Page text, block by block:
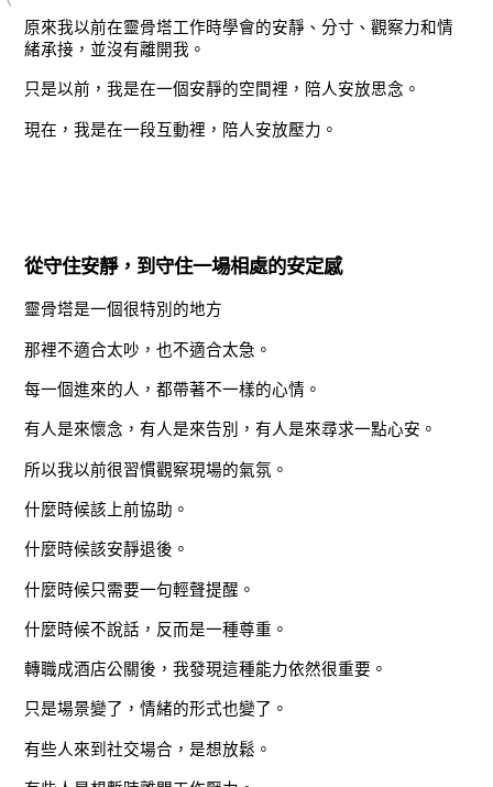
原來我以前在靈骨塔工作時學會的安靜、分寸、觀察力和情
緒承接，並沒有離開我。
只是以前，我是在一個安靜的空間裡，陪人安放思念。
現在，我是在一段互動裡，陪人安放壓力。
從守住安靜，到守住一場相處的安定感
靈骨塔是一個很特別的地方
那裡不適合太吵，也不適合太急。
每一個進來的人，都帶著不一樣的心情。
有人是來懷念，有人是來告別，有人是來尋求一點心安。
所以我以前很習慣觀察現場的氣氛。
什麼時候該上前協助。
什麼時候該安靜退後。
什麼時候只需要一句輕聲提醒。
什麼時候不說話，反而是一種尊重。
轉職成酒店公關後，我發現這種能力依然很重要。
只是場景變了，情緒的形式也變了。
有些人來到社交場合，是想放鬆。